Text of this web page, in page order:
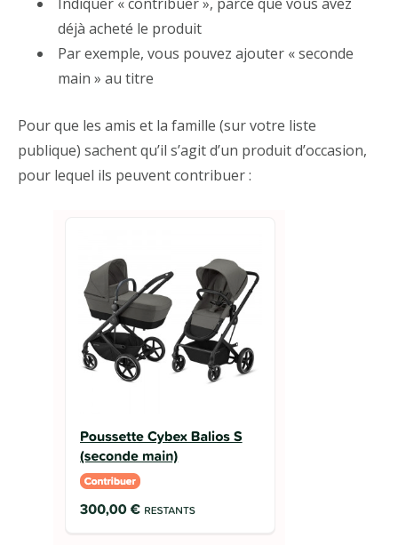
déjà acheté le produit
Par exemple, vous pouvez ajouter « seconde
main » au titre
Pour que les amis et la famille (sur votre liste
publique) sachent qu’il s’agit d’un produit d’occasion,
pour lequel ils peuvent contribuer :